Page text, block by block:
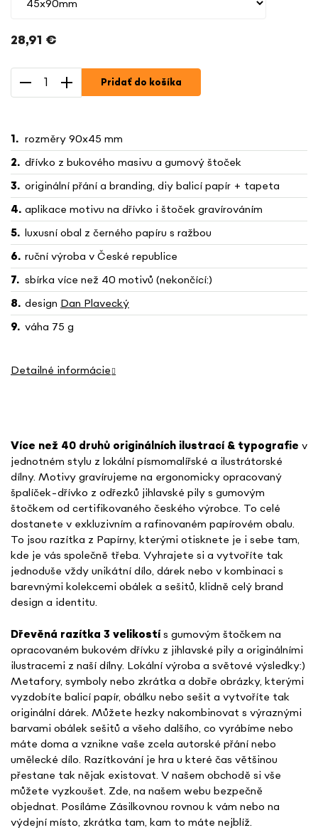
28,91 €
cena:
Pridať do košíka
rozměry 90x45 mm
dřívko z bukového masivu a gumový štoček
originální přání a branding, diy balicí papír + tapeta
aplikace motivu na dřívko i štoček gravírováním
luxusní obal z černého papíru s ražbou
ruční výroba v České republice
sbírka více než 40 motivů (nekončící:)
design Dan Plavecký
váha 75 g
Detailné informácie
Více než 40 druhů originálních ilustrací & typografie v
jednotném stylu z lokální písmomalířské a ilustrátorské
dílny. Motivy gravírujeme na ergonomicky opracovaný
špalíček-dřívko z odřezků jihlavské pily s gumovým
štočkem od certifikovaného českého výrobce. To celé
dostanete v exkluzivním a rafinovaném papírovém obalu.
To jsou razítka z Papírny, kterými otisknete je i sebe tam,
kde je vás společně třeba. Vyhrajete si a vytvoříte tak
jednoduše vždy unikátní dílo, dárek nebo v kombinaci s
barevnými kolekcemi obálek a sešitů, klidně celý brand
design a identitu.
Dřevěná razítka 3 velikostís gumovým štočkem na
opracovaném bukovém dřívku z jihlavské pily a originálními
ilustracemi z naší dílny. Lokální výroba a světové výsledky:)
Metafory, symboly nebo zkrátka a dobře obrázky, kterými
vyzdobíte balicí papír, obálku nebo sešit a vytvoříte tak
originální dárek. Můžete hezky nakombinovat s výraznými
barvami obálek sešitů a všeho dalšího, co vyrábíme nebo
máte doma a vznikne vaše zcela autorské přání nebo
umělecké dílo. Razítkování je hra u které čas většinou
přestane tak nějak existovat. V našem obchodě si vše
můžete vyzkoušet. Zde, na našem webu bezpečně
objednat. Posíláme Zásilkovnou rovnou k vám nebo na
výdejní místo, zkrátka tam, kam to máte nejblíž.